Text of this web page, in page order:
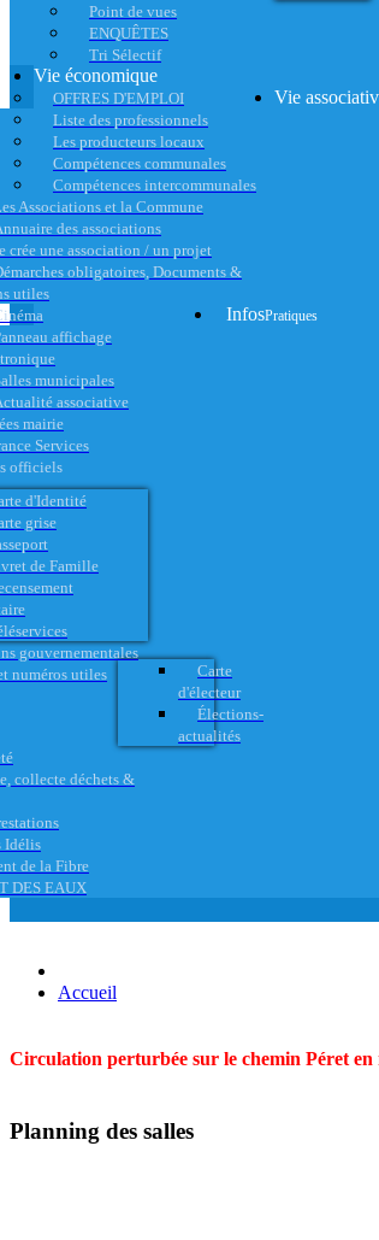
Point de vues
ENQUÊTES
Tri Sélectif
Vie économique
OFFRES D'EMPLOI
Liste des professionnels
Les producteurs locaux
Compétences communales
Compétences intercommunales
Vie
Associations et la Commune
des associations
crée une association / un projet
obligatoires, Documents &
utiles
affichage
municipales
associative
InfosPratiques
mairie
Services
officiels
d'Identité
grise
de Famille
gouvernementales
numéros utiles
Carte
d'électeur
Élections-
actualités
collecte déchets &
Idélis
de la Fibre
DES EAUX
Accueil
Circulation perturbée sur le chemin Péret
Planning des salles